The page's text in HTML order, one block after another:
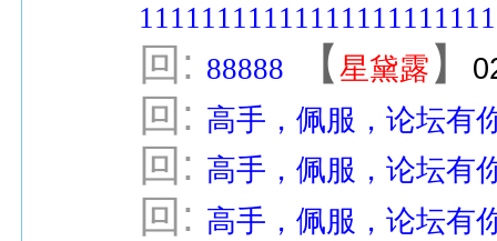
回: 88888 【星黛露 】
回: 高手，佩服，论坛有
回: 高手，佩服，论坛有
回: 高手，佩服，论坛有